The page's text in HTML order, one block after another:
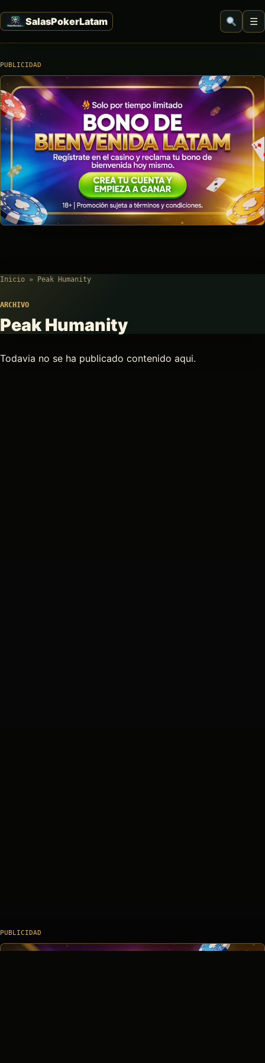
☰
PUBLICIDAD
Inicio » Peak Humanity
ARCHIVO
Peak Humanity
Todavia no se ha publicado contenido aqui.
PUBLICIDAD